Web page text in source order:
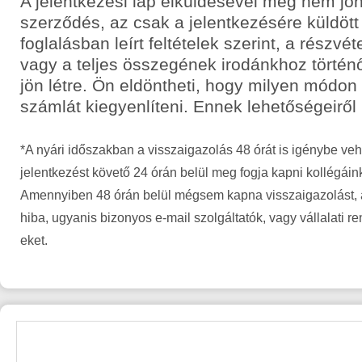
szerződés, az csak a jelentkezésére
foglalásban leírt feltételek szerint, a
vagy a teljes összegének irodánkhoz
jön létre. Ön eldöntheti, hogy milyen
számlát kiegyenlíteni. Ennek lehetőségeiről
*A nyári időszakban a visszaigazolás 48 órát is igénybe
jelentkezést követő 24 órán belül meg fogja kapni
Amennyiben 48 órán belül mégsem kapna
hiba, ugyanis bizonyos e-mail szolgáltatók, vagy vállalati
eket.